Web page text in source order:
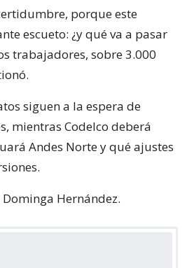
porque este
escueto: ¿y qué va a pasar
trabajadores, sobre 3.000
siguen a la espera de
mientras Codelco deberá
Andes Norte y qué ajustes
Hernández.